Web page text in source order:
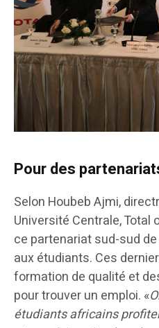
Pour des
Selon Houbeb Ajmi,
Université Centrale, Total
ce partenariat sud-sud
aux étudiants. Ces
formation de qualité et
pour trouver un emploi. «
étudiants africains